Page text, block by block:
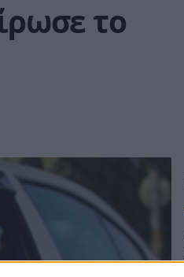
το